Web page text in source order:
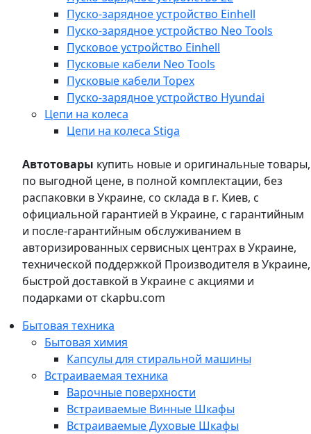
Пуско-зарядное устройство Einhell
Пуско-зарядное устройство Neo Tools
Пусковое устройство Einhell
Пусковые кабели Neo Tools
Пусковые кабели Topex
Пуско-зарядное устройство Hyundai
Цепи на колеса
Цепи на колеса Stiga
Автотовары купить новые и оригинальные товары,
по выгодной цене, в полной комплектации, без
распаковки в Украине, со склада в г. Киев, с
официальной гарантией в Украине, с гарантийным
и после-гарантийным обслуживанием в
авторизированных сервисных центрах в Украине,
технической поддержкой Производителя в Украине,
быстрой доставкой в Украине с акциями и
подарками от ckapbu.com
Бытовая техника
Бытовая химия
Капсулы для стиральной машины
Встраиваемая техника
Варочные поверхности
Встраиваемые Винные Шкафы
Встраиваемые Духовые Шкафы